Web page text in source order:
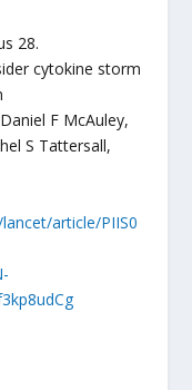
28.
cytokine storm
F McAuley,
S Tattersall,
article/PIIS0